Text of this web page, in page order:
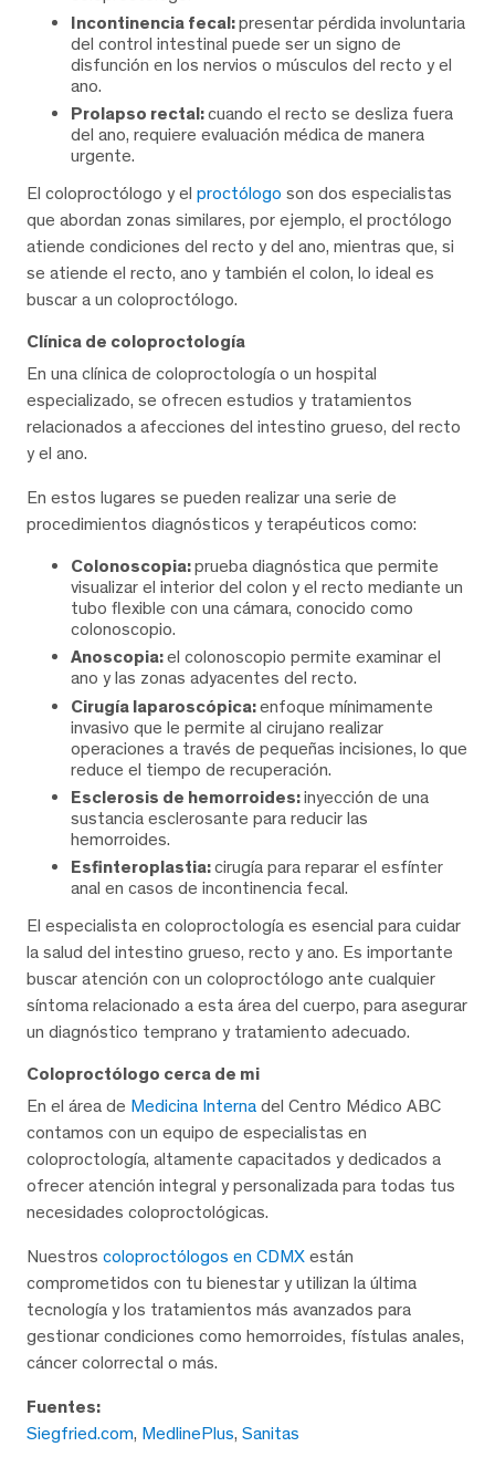
Incontinencia fecal:presentar pérdida involuntaria
del control intestinal puede ser un signo de
disfunción en los nervios o músculos del recto y el
ano.
Prolapso rectal:cuando el recto se desliza fuera
del ano, requiere evaluación médica de manera
urgente.
El coloproctólogo y el proctólogo son dos especialistas
que abordan zonas similares, por ejemplo, el proctólogo
atiende condiciones del recto y del ano, mientras que, si
se atiende el recto, ano y también el colon, lo ideal es
buscar a un coloproctólogo.
Clínica de coloproctología
En una clínica de coloproctología o un hospital
especializado, se ofrecen estudios y tratamientos
relacionados a afecciones del intestino grueso, del recto
y el ano.
En estos lugares se pueden realizar una serie de
procedimientos diagnósticos y terapéuticos como:
Colonoscopia:prueba diagnóstica que permite
visualizar el interior del colon y el recto mediante un
tubo flexible con una cámara, conocido como
colonoscopio.
Anoscopia:el colonoscopio permite examinar el
ano y las zonas adyacentes del recto.
Cirugía laparoscópica:enfoque mínimamente
invasivo que le permite al cirujano realizar
operaciones a través de pequeñas incisiones, lo que
reduce el tiempo de recuperación.
Esclerosis de hemorroides:inyección de una
sustancia esclerosante para reducir las
hemorroides.
Esfinteroplastia:cirugía para reparar el esfínter
anal en casos de incontinencia fecal.
El especialista en coloproctología es esencial para cuidar
la salud del intestino grueso, recto y ano. Es importante
buscar atención con un coloproctólogo ante cualquier
síntoma relacionado a esta área del cuerpo, para asegurar
un diagnóstico temprano y tratamiento adecuado.
Coloproctólogo cerca de mi
En el área de Medicina Interna del Centro Médico ABC
contamos con un equipo de especialistas en
coloproctología, altamente capacitados y dedicados a
ofrecer atención integral y personalizada para todas tus
necesidades coloproctológicas.
Nuestros coloproctólogos en CDMX están
comprometidos con tu bienestar y utilizan la última
tecnología y los tratamientos más avanzados para
gestionar condiciones como hemorroides, fístulas anales,
cáncer colorrectal o más.
Fuentes:
Siegfried.com, MedlinePlus, Sanitas